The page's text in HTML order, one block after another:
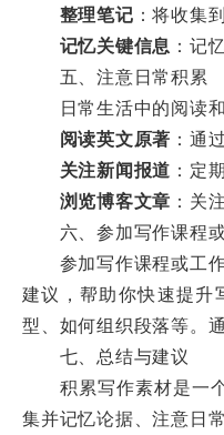
整理笔记 ：将收集
记忆关键信息 ：记
五、注意日常积累
日常生活中的阅读和
阅读英文原著 ：通
关注新闻报道 ：定
浏览博客文章 ：关
六、参加写作课程
参加写作课程或工作
建议，帮助你快速提升
型、如何组织段落等。
七、总结与建议
积累写作素材是一个
集并记忆论据、注意日